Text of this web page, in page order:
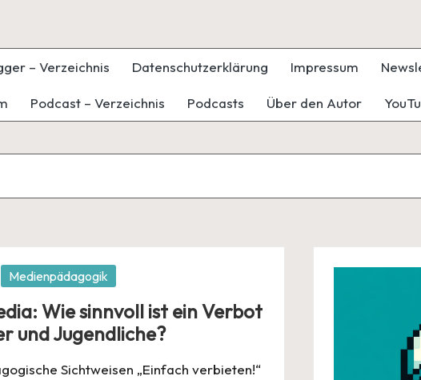
– Verzeichnis Datenschutzerklärung Impressum
Podcast – Verzeichnis Podcasts Über den Autor
Medienpädagogik
Wie sinnvoll ist ein Verbot
und Jugendliche?
Sichtweisen „Einfach verbieten!“